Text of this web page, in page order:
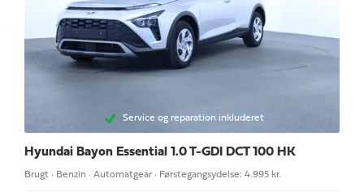
Service og reparation inkluderet
Hyundai Bayon Essential 1.0 T-GDI DCT 100 HK
Brugt · Benzin · Automatgear · Førstegangsydelse: 4.995 kr.